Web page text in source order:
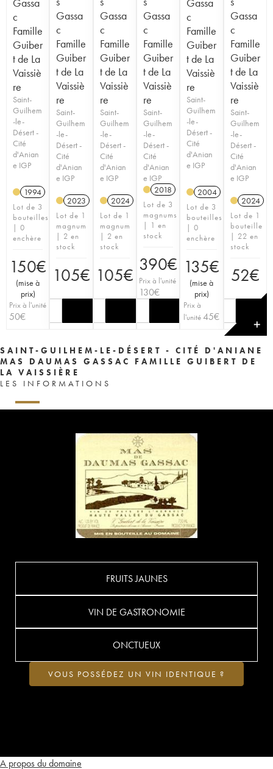
c
Famille
Guiber
t de La
Vaissiè
re
Saint-
Guilhem
-le-
Désert -
Cité
d'Anian
e IGP
1994
Lot de 3
bouteilles
| 0
enchère
150€
(mise à
prix)
Prix à l'unité
50€
Gassa
c
Famille
Guiber
t de La
Vaissiè
re
Saint-
Guilhem
-le-
Désert -
Cité
d'Anian
e IGP
2023
Lot de 1
magnum
| 2 en
stock
105€
Gassa
c
Famille
Guiber
t de La
Vaissiè
re
Saint-
Guilhem
-le-
Désert -
Cité
d'Anian
e IGP
2024
Lot de 1
magnum
| 2 en
stock
105€
Gassa
c
Famille
Guiber
t de La
Vaissiè
re
Saint-
Guilhem
-le-
Désert -
Cité
d'Anian
e IGP
2018
Lot de 3
magnums
| 1 en
stock
390€
Prix à l'unité
130€
c
Famille
Guiber
t de La
Vaissiè
re
Saint-
Guilhem
-le-
Désert -
Cité
d'Anian
e IGP
2004
Lot de 3
bouteilles
| 0
enchère
135€
(mise à
prix)
Prix à
l'unité 45€
Gassa
c
Famille
Guiber
t de La
Vaissiè
re
Saint-
Guilhem
-le-
Désert -
Cité
d'Anian
e IGP
2024
Lot de 1
bouteille
| 22 en
stock
52€
✕
SAINT-GUILHEM-LE-DÉSERT - CITÉ D'ANIANE
MAS DAUMAS GASSAC FAMILLE GUIBERT DE
LA VAISSIÈRE
LES INFORMATIONS
A propos du domaine
FRUITS JAUNES
VIN DE GASTRONOMIE
ONCTUEUX
VOUS POSSÉDEZ UN VIN IDENTIQUE ?